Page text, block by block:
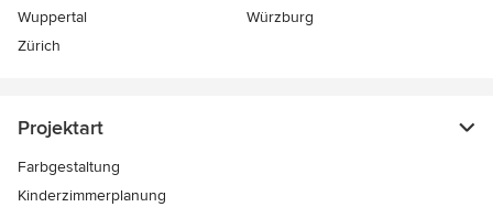
Wuppertal
Würzburg
Zürich
Projektart
Farbgestaltung
Kinderzimmerplanung